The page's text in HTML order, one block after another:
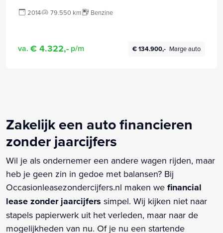
2014 79.550 km Benzine
va. € 4.322,- p/m € 134.900,- Marge auto
Zakelijk een auto financieren
zonder jaarcijfers
Wil je als ondernemer een andere wagen rijden, maar
heb je geen zin in gedoe met balansen? Bij
Occasionleasezondercijfers.nl maken we financial
lease zonder jaarcijfers simpel. Wij kijken niet naar
stapels papierwerk uit het verleden, maar naar de
mogelijkheden van nu. Of je nu een startende